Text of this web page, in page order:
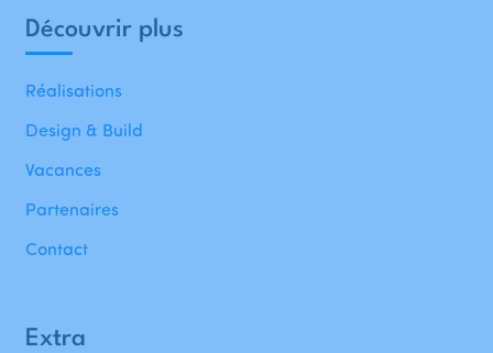
Extra
Découvrir plus
Réalisations
Design & Build
Vacances
Partenaires
Contact